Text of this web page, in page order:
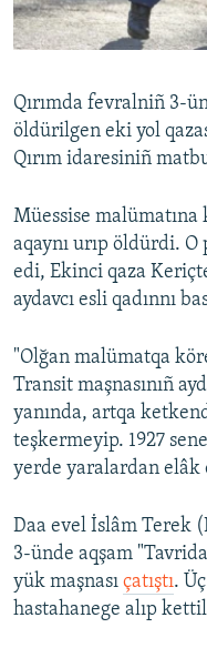
Русский
Українською
QOŞULIÑIZ!
RFE/RS bütün
Qırımda fevralniñ 3-
öldürilgen eki yol
Qırım idaresiniñ
Müessise
aqaynı urıp öldürdi.
edi, Ekinci qaza
aydavcı esli qadınnı
"Olğan malümatqa
Transit maşnasınıñ
yanında, artqa
teşkermeyip. 1927
yerde yaralardan elâk
Daa evel İslâm Terek
3-ünde aqşam
yük maşnası çatıştı.
hastahanege alıp